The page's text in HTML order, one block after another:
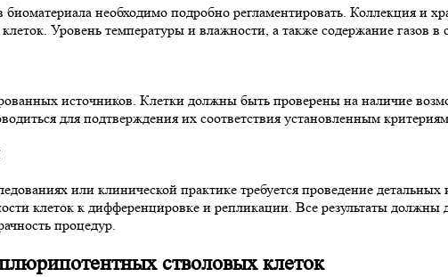
необходимо подробно регламентировать. Коллекция и
Уровень температуры и влажности, а также содержание газов в
источников. Клетки должны быть проверены на наличие
для подтверждения их соответствия установленным
или клинической практике требуется проведение
клеток к дифференцировке и репликации. Все результаты должны
процедур.
стволовых клеток